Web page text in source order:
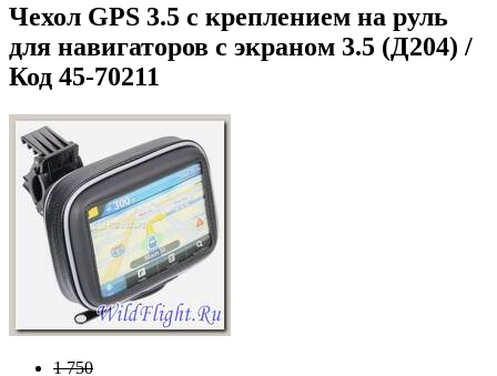
Чехол GPS 3.5 с креплением на руль
для навигаторов с экраном 3.5 (Д204) /
Код 45-70211
1 750